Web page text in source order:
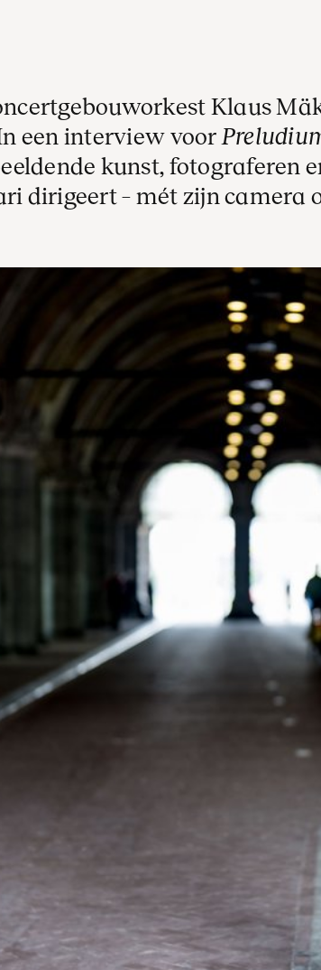
Klaus
een interview voor
kunst, fotograferen
dirigeert – mét zijn camera